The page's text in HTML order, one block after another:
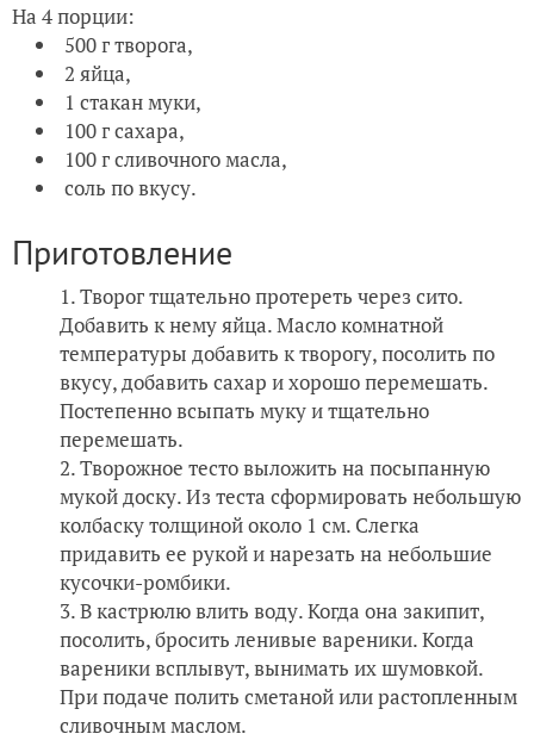
На 4 порции:
500 г творога,
2 яйца,
1 стакан муки,
100 г сахара,
100 г сливочного масла,
соль по вкусу.
Приготовление
Творог тщательно протереть через сито.
Добавить к нему яйца. Масло комнатной
температуры добавить к творогу, посолить по
вкусу, добавить сахар и хорошо перемешать.
Постепенно всыпать муку и тщательно
перемешать.
Творожное тесто выложить на посыпанную
мукой доску. Из теста сформировать небольшую
колбаску толщиной около 1 см. Слегка
придавить ее рукой и нарезать на небольшие
кусочки-ромбики.
В кастрюлю влить воду. Когда она закипит,
посолить, бросить ленивые вареники. Когда
вареники всплывут, вынимать их шумовкой.
При подаче полить сметаной или растопленным
сливочным маслом.